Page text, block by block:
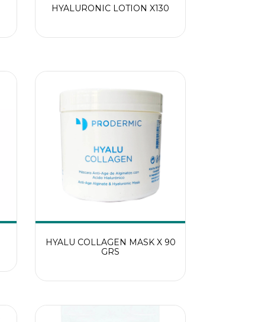
HYALURONIC LOTION X130
HYALU COLLAGEN MASK X 90
GRS